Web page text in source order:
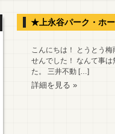
★上永谷パーク・ホ
こんにちは！ とうとう
せんでした！ なんて事
た。 三井不動 […]
詳細を見る »